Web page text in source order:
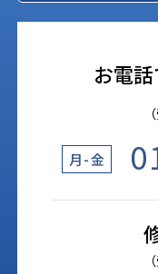
お電
月-金